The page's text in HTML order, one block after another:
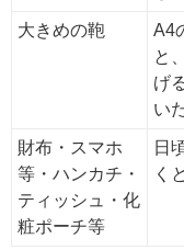
大きめの鞄
A4
と
げ
い
財布・スマホ
等・ハンカチ・
ティッシュ・化
粧ポーチ等
日
く